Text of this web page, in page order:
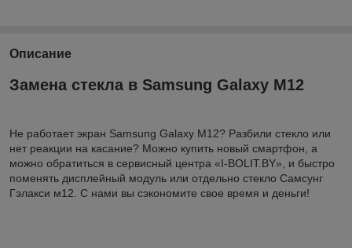
Описание
Замена стекла в Samsung Galaxy M12
Не работает экран Samsung Galaxy M12? Разбили стекло или
нет реакции на касание? Можно купить новый смартфон, а
можно обратиться в сервисный центра «I-BOLIT.BY», и быстро
поменять дисплейный модуль или отдельно стекло Самсунг
Гэлакси м12. С нами вы сэкономите свое время и деньги!